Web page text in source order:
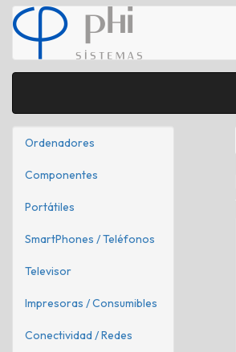
Ordenadores
Componentes
Portátiles
SmartPhones / Teléfonos
Televisor
Impresoras / Consumibles
Conectividad / Redes